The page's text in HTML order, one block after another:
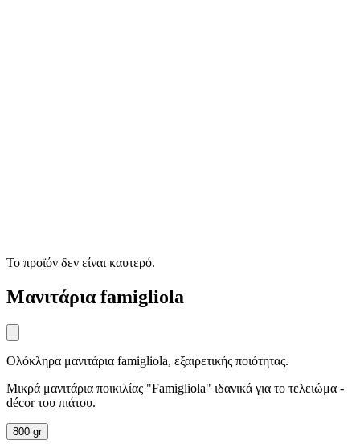
Το προϊόν δεν είναι καυτερό.
Mανιτάρια famigliola
Ολόκληρα μανιτάρια famigliola, εξαιρετικής ποιότητας.
Μικρά μανιτάρια ποικιλίας "Famigliola" ιδανικά για το τελειώμα -
décor του πιάτου.
800 gr